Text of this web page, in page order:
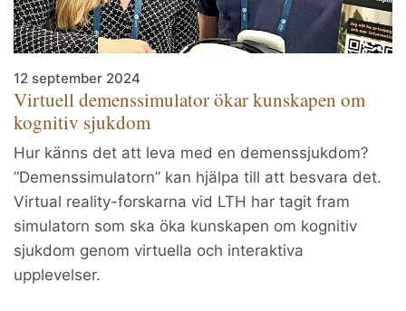
12 september 2024
Virtuell demenssimulator ökar kunskapen om
kognitiv sjukdom
Hur känns det att leva med en demenssjukdom?
”Demenssimulatorn” kan hjälpa till att besvara det.
Virtual reality-forskarna vid LTH har tagit fram
simulatorn som ska öka kunskapen om kognitiv
sjukdom genom virtuella och interaktiva
upplevelser.